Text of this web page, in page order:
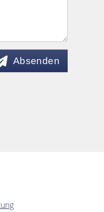
Absenden